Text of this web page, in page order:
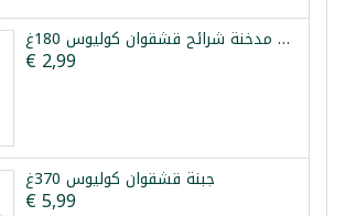
جبنة مدخنة شرائح قشقوان كوليوس 180غ
€ 2,99
جبنة قشقوان كوليوس 370غ
€ 5,99